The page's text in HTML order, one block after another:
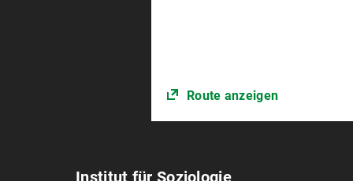
Route anzeigen